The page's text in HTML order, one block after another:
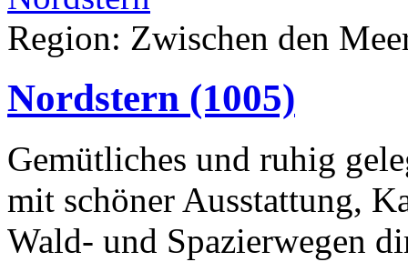
Region: Zwischen den
Nordstern (1005)
Gemütliches und ruhig
mit schöner Ausstattung,
Wald- und Spazierwegen